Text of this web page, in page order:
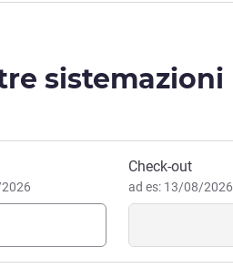
sistemazioni
questo hotelCheck-out
ad es: 13/08/2026